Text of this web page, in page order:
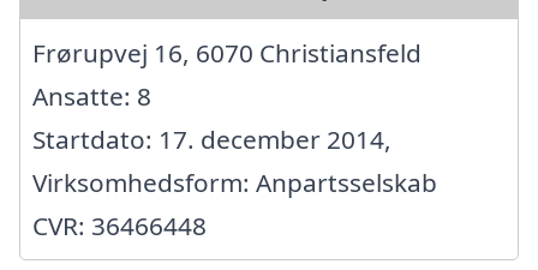
Frørupvej 16, 6070 Christiansfeld
Ansatte: 8
Startdato: 17. december 2014,
Virksomhedsform: Anpartsselskab
CVR: 36466448